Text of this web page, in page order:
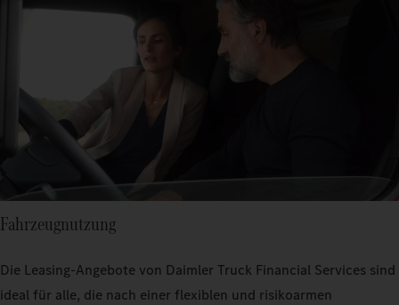
Fahrzeugnutzung
Die Leasing-Angebote von Daimler Truck Financial Services sind
ideal für alle, die nach einer flexiblen und risikoarmen